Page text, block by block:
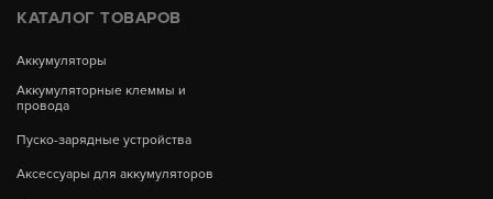
КАТАЛОГ ТОВАРОВ
Аккумуляторы
Аккумуляторные клеммы и
провода
Пуско-зарядные устройства
Аксессуары для аккумуляторов